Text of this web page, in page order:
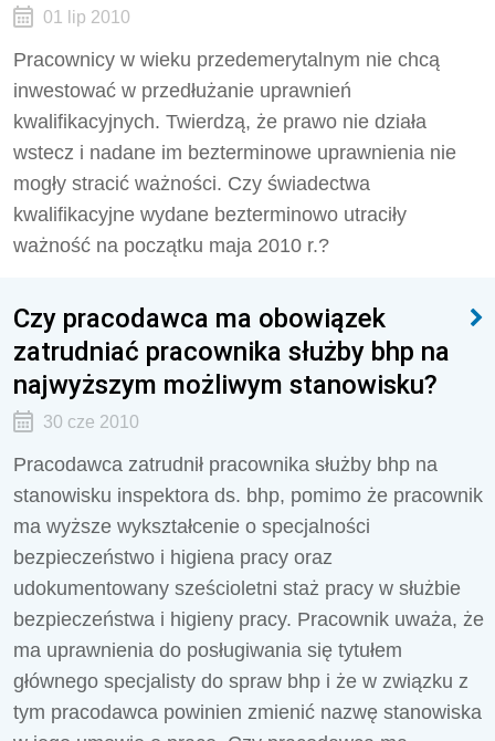
01 lip 2010
Pracownicy w wieku przedemerytalnym nie chcą
inwestować w przedłużanie uprawnień
kwalifikacyjnych. Twierdzą, że prawo nie działa
wstecz i nadane im bezterminowe uprawnienia nie
mogły stracić ważności. Czy świadectwa
kwalifikacyjne wydane bezterminowo utraciły
ważność na początku maja 2010 r.?
Czy pracodawca ma obowiązek
zatrudniać pracownika służby bhp na
najwyższym możliwym stanowisku?
30 cze 2010
Pracodawca zatrudnił pracownika służby bhp na
stanowisku inspektora ds. bhp, pomimo że pracownik
ma wyższe wykształcenie o specjalności
bezpieczeństwo i higiena pracy oraz
udokumentowany sześcioletni staż pracy w służbie
bezpieczeństwa i higieny pracy. Pracownik uważa, że
ma uprawnienia do posługiwania się tytułem
głównego specjalisty do spraw bhp i że w związku z
tym pracodawca powinien zmienić nazwę stanowiska